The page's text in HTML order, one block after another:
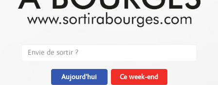
Aujourd'hui Ce week-end